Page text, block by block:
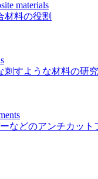
材料の役割
刺すような材料の研
などのアンチカット